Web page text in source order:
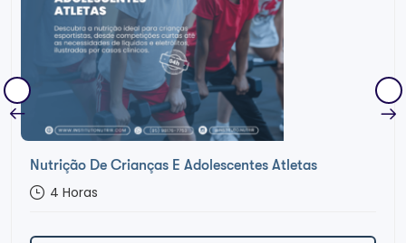
Nutrição De Crianças E Adolescentes Atletas
4 Horas